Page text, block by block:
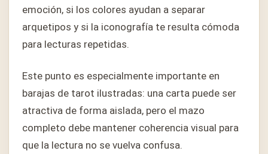
emoción, si los colores ayudan a separar
arquetipos y si la iconografía te resulta cómoda
para lecturas repetidas.
Este punto es especialmente importante en
barajas de tarot ilustradas: una carta puede ser
atractiva de forma aislada, pero el mazo
completo debe mantener coherencia visual para
que la lectura no se vuelva confusa.